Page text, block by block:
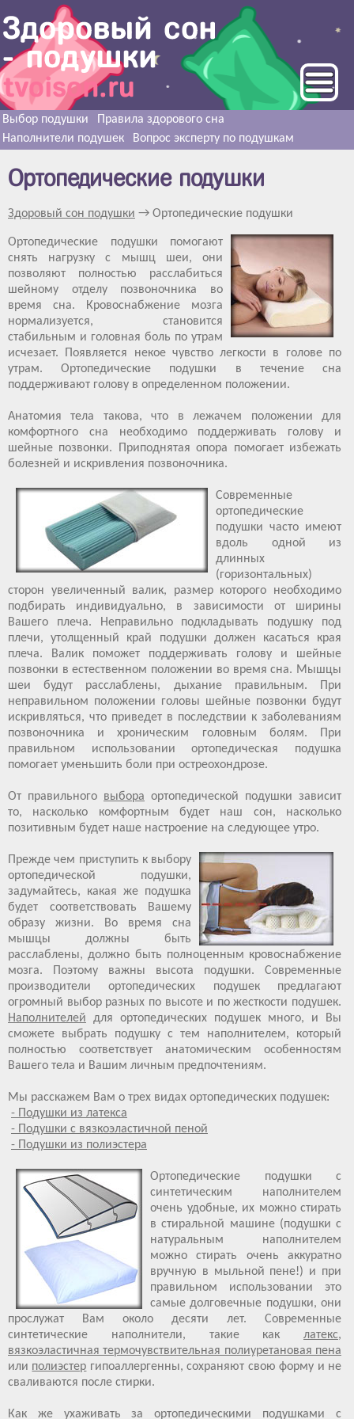
Выбор подушки
Правила здорового сна
Наполнители подушек
Вопрос эксперту по подушкам
Ортопедические подушки
Здоровый сон подушки → Ортопедические подушки
Ортопедические подушки помогают
снять нагрузку с мышц шеи, они
позволяют полностью расслабиться
шейному отделу позвоночника во
время сна. Кровоснабжение мозга
нормализуется, становится
стабильным и головная боль по утрам
исчезает. Появляется некое чувство легкости в голове по
утрам. Ортопедические подушки в течение сна
поддерживают голову в определенном положении.
Анатомия тела такова, что в лежачем положении для
комфортного сна необходимо поддерживать голову и
шейные позвонки. Приподнятая опора помогает избежать
болезней и искривления позвоночника.
Современные
ортопедические
подушки часто имеют
вдоль одной из
длинных
(горизонтальных)
сторон увеличенный валик, размер которого необходимо
подбирать индивидуально, в зависимости от ширины
Вашего плеча. Неправильно подкладывать подушку под
плечи, утолщенный край подушки должен касаться края
плеча. Валик поможет поддерживать голову и шейные
позвонки в естественном положении во время сна. Мышцы
шеи будут расслаблены, дыхание правильным. При
неправильном положении головы шейные позвонки будут
искривляться, что приведет в последствии к заболеваниям
позвоночника и хроническим головным болям. При
правильном использовании ортопедическая подушка
помогает уменьшить боли при остреохондрозе.
От правильного выбора ортопедической подушки зависит
то, насколько комфортным будет наш сон, насколько
позитивным будет наше настроение на следующее утро.
Прежде чем приступить к выбору
ортопедической подушки,
задумайтесь, какая же подушка
будет соответствовать Вашему
образу жизни. Во время сна
мышцы должны быть
расслаблены, должно быть полноценным кровоснабжение
мозга. Поэтому важны высота подушки. Современные
производители ортопедических подушек предлагают
огромный выбор разных по высоте и по жесткости подушек.
Наполнителей для ортопедических подушек много, и Вы
сможете выбрать подушку с тем наполнителем, который
полностью соответствует анатомическим особенностям
Вашего тела и Вашим личным предпочтениям.
Мы расскажем Вам о трех видах ортопедических подушек:
- Подушки из латекса
- Подушки с вязкоэластичной пеной
- Подушки из полиэстера
Ортопедические подушки с
синтетическим наполнителем
очень удобные, их можно стирать
в стиральной машине (подушки с
натуральным наполнителем
можно стирать очень аккуратно
вручную в мыльной пене!) и при
правильном использовании это
самые долговечные подушки, они
прослужат Вам около десяти лет. Современные
синтетические наполнители, такие как латекс,
вязкоэластичная термочувствительная полиуретановая пена
или полиэстер гипоаллергенны, сохраняют свою форму и не
сваливаются после стирки.
Как же ухаживать за ортопедическими подушками с